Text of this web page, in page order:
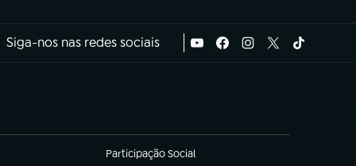
Siga-nos nas redes sociais
Participação Social
(abre em nova aba)